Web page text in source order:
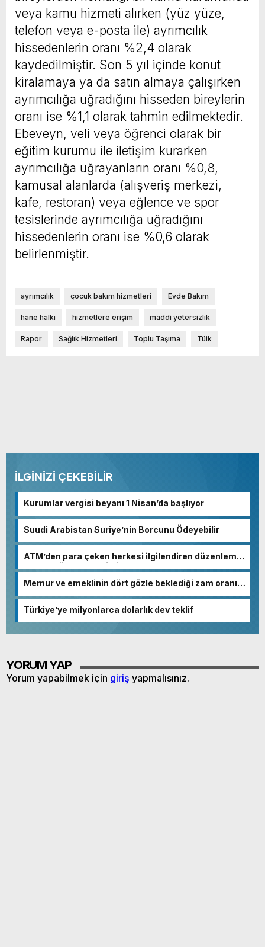
veya kamu hizmeti alırken (yüz yüze,
telefon veya e-posta ile) ayrımcılık
hissedenlerin oranı %2,4 olarak
kaydedilmiştir. Son 5 yıl içinde konut
kiralamaya ya da satın almaya çalışırken
ayrımcılığa uğradığını hisseden bireylerin
oranı ise %1,1 olarak tahmin edilmektedir.
Ebeveyn, veli veya öğrenci olarak bir
eğitim kurumu ile iletişim kurarken
ayrımcılığa uğrayanların oranı %0,8,
kamusal alanlarda (alışveriş merkezi,
kafe, restoran) veya eğlence ve spor
tesislerinde ayrımcılığa uğradığını
hissedenlerin oranı ise %0,6 olarak
belirlenmiştir.
ayrımcılık çocuk bakım hizmetleri Evde Bakım
hane halkı hizmetlere erişim maddi yetersizlik
Rapor Sağlık Hizmetleri Toplu Taşıma Tüik
İLGİNİZİ ÇEKEBİLİR
Kurumlar vergisi beyanı 1 Nisan’da başlıyor
Suudi Arabistan Suriye’nin Borcunu Ödeyebilir
ATM’den para çeken herkesi ilgilendiren düzenleme!
Sayılar tümden değişti
Memur ve emeklinin dört gözle beklediği zam oranı
Türkiye’ye milyonlarca dolarlık dev teklif
YORUM YAP
Yorum yapabilmek için giriş yapmalısınız.